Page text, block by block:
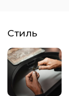
Стиль